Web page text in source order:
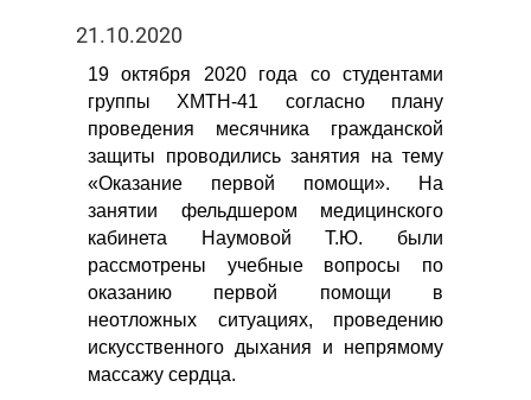
21.10.2020
19 октября 2020 года со студентами
группы ХМТН-41 согласно плану
проведения месячника гражданской
защиты проводились занятия на тему
«Оказание первой помощи». На
занятии фельдшером медицинского
кабинета Наумовой Т.Ю. были
рассмотрены учебные вопросы по
оказанию первой помощи в
неотложных ситуациях, проведению
искусственного дыхания и непрямому
массажу сердца.